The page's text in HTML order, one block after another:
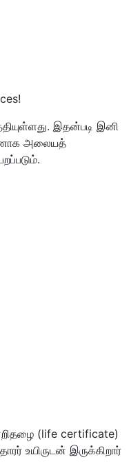
இதன்படி இனி
அலையத்
(life certificate)
உயிருடன் இருக்கிறார்